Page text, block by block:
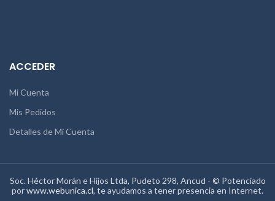
ACCEDER
Mi Cuenta
Mis Pedidos
Detalles de Mi Cuenta
Soc. Héctor Morán e Hijos Ltda, Pudeto 298, Ancud - © Potenciado
porwww.webunica.cl, te ayudamos a tener presencia en Internet.